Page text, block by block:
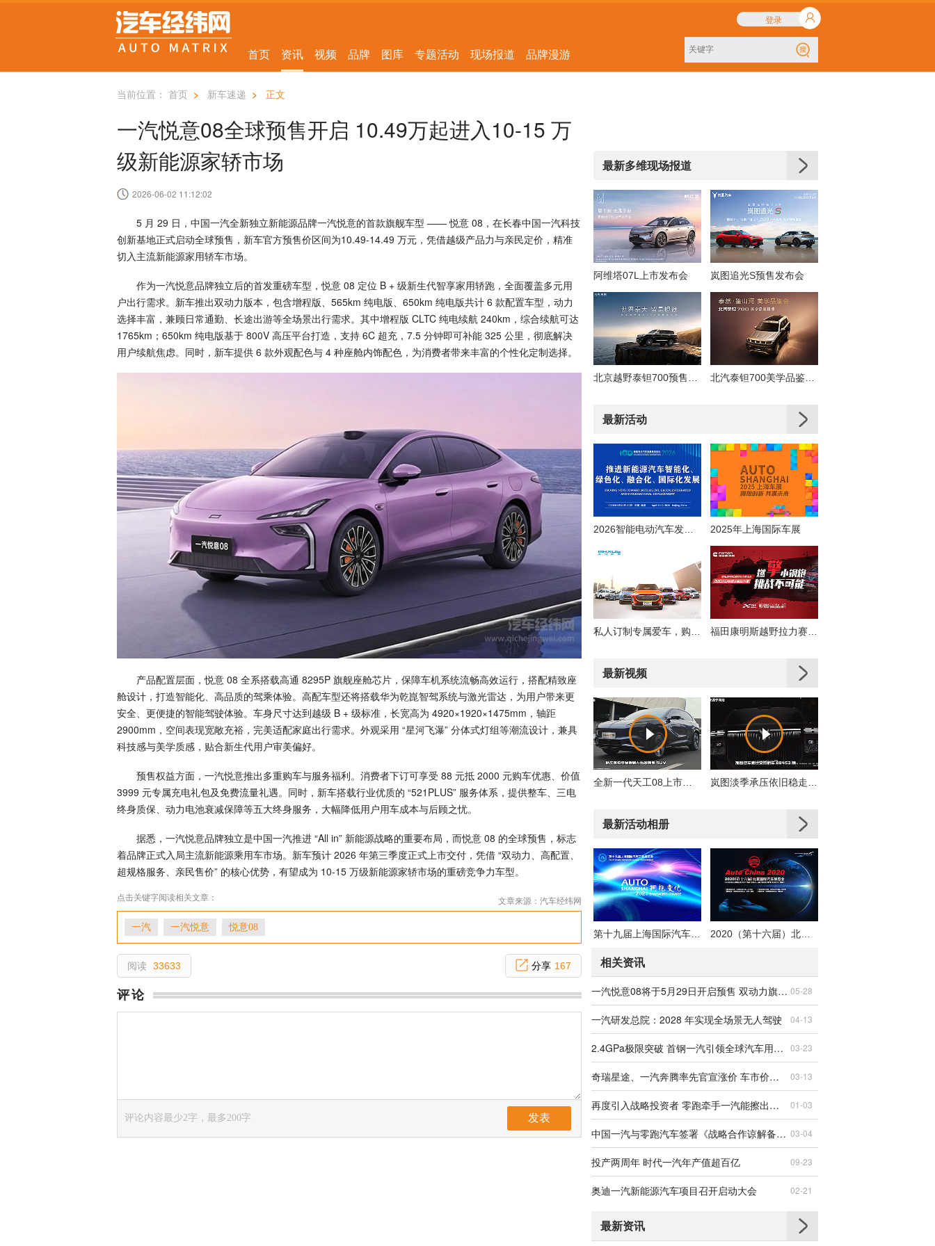
首页 资讯 视频 品牌 图库 专题活动 现场报道 品牌漫游
登录
当前位置： 首页 > 新车速递 > 正文
一汽悦意08全球预售开启 10.49万起进入10-15 万
级新能源家轿市场
2026-06-02 11:12:02
5 月 29 日，中国一汽全新独立新能源品牌一汽悦意的首款旗舰车型 —— 悦意 08，在长春中国一汽科技
创新基地正式启动全球预售，新车官方预售价区间为10.49-14.49 万元，凭借越级产品力与亲民定价，精准
切入主流新能源家用轿车市场。
作为一汽悦意品牌独立后的首发重磅车型，悦意 08 定位 B + 级新生代智享家用轿跑，全面覆盖多元用
户出行需求。新车推出双动力版本，包含增程版、565km 纯电版、650km 纯电版共计 6 款配置车型，动力
选择丰富，兼顾日常通勤、长途出游等全场景出行需求。其中增程版 CLTC 纯电续航 240km，综合续航可达
1765km；650km 纯电版基于 800V 高压平台打造，支持 6C 超充，7.5 分钟即可补能 325 公里，彻底解决
用户续航焦虑。同时，新车提供 6 款外观配色与 4 种座舱内饰配色，为消费者带来丰富的个性化定制选择。
产品配置层面，悦意 08 全系搭载高通 8295P 旗舰座舱芯片，保障车机系统流畅高效运行，搭配精致座
舱设计，打造智能化、高品质的驾乘体验。高配车型还将搭载华为乾崑智驾系统与激光雷达，为用户带来更
安全、更便捷的智能驾驶体验。车身尺寸达到越级 B + 级标准，长宽高为 4920×1920×1475mm，轴距
2900mm，空间表现宽敞充裕，完美适配家庭出行需求。外观采用 “星河飞瀑” 分体式灯组等潮流设计，兼具
科技感与美学质感，贴合新生代用户审美偏好。
预售权益方面，一汽悦意推出多重购车与服务福利。消费者下订可享受 88 元抵 2000 元购车优惠、价值
3999 元专属充电礼包及免费流量礼遇。同时，新车搭载行业优质的 “521PLUS” 服务体系，提供整车、三电
终身质保、动力电池衰减保障等五大终身服务，大幅降低用户用车成本与后顾之忧。
据悉，一汽悦意品牌独立是中国一汽推进 “All in” 新能源战略的重要布局，而悦意 08 的全球预售，标志
着品牌正式入局主流新能源乘用车市场。新车预计 2026 年第三季度正式上市交付，凭借 “双动力、高配置、
超规格服务、亲民售价” 的核心优势，有望成为 10-15 万级新能源家轿市场的重磅竞争力车型。
点击关键字阅读相关文章： 文章来源：汽车经纬网
一汽 一汽悦意 悦意08
阅读 33633 分享 167
评论
评论内容最少2字，最多200字 发表
最新多维现场报道
阿维塔07L上市发布会 岚图追光S预售发布会
北汽泰钽700美学品鉴直播
最新活动
2025年上海国际车展
福田康明斯越野拉力赛车队出征2019丝绸之路拉力赛
最新视频
全新一代天工08上市，高端配置大众化，重新定义性价比 岚图淡季承压依旧稳走，累计交付同比增31%
最新活动相册
第十九届上海国际汽车工业展览会 2020（第十六届）北京国际汽车展览会
相关资讯
一汽悦意08将于5月29日开启预售 双动力旗舰家轿来袭 05-28
一汽研发总院：2028 年实现全场景无人驾驶 04-13
2.4GPa极限突破 首钢一汽引领全球汽车用钢技术革新 03-23
奇瑞星途、一汽奔腾率先官宣涨价 车市价格战或迎转折 03-13
再度引入战略投资者 零跑牵手一汽能擦出什么样的火花？ 01-03
中国一汽与零跑汽车签署《战略合作谅解备忘录》 03-04
投产两周年 时代一汽年产值超百亿 09-23
奥迪一汽新能源汽车项目召开启动大会 02-21
最新资讯